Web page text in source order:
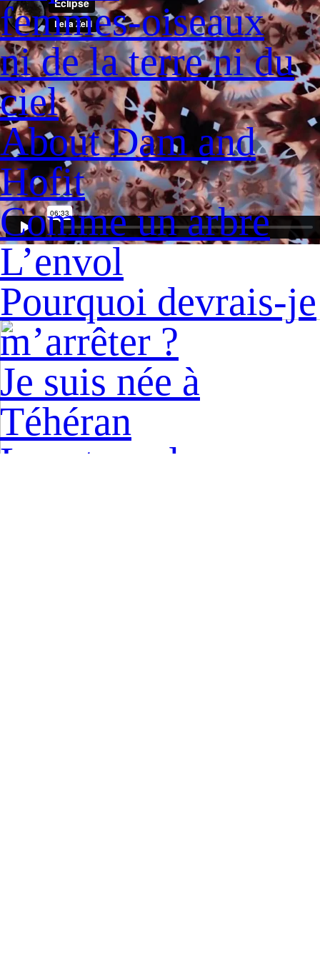
femmes-oiseaux
ni de la terre ni du
ciel
About Dam and
Hofit
Comme un arbre
L’envol
Pourquoi devrais-je
m’arrêter ?
Je suis née à
Téhéran
Le retour des